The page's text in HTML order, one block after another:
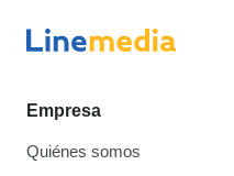
Empresa
Quiénes somos